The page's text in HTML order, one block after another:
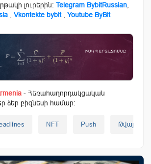
լուրերին։ Telegram BybitRussian,
, Vkontekte bybit, Youtube ByBit
- Հեռահաղորդակցական
ձեր բիզնեսի համար:
NFT Push Թվային